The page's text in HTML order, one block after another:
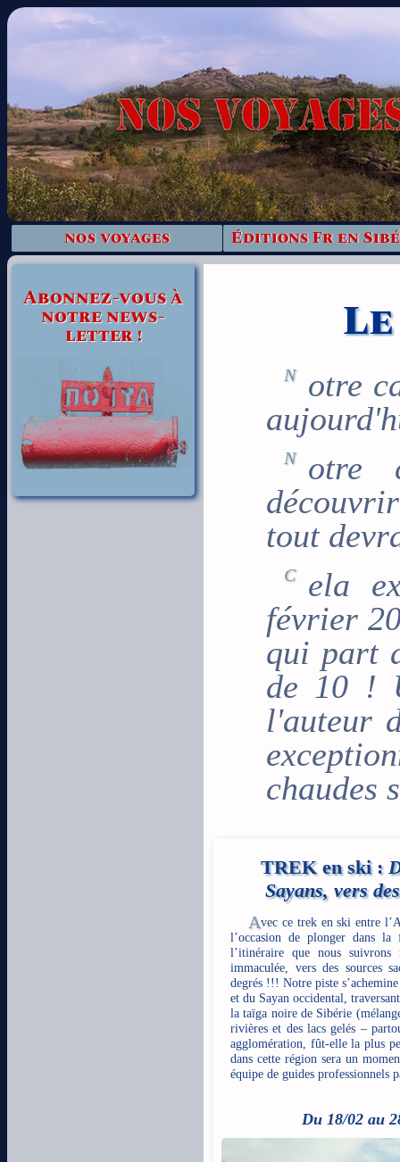
nos voyages Éditions Fr en
Abonnez-vous à
notre news-
letter !
Notre catalogue de voyages, - Nous ne pouvons plus
Notre catalogue devient alors une façon de
tout
Cela exepté un voyage que nous organisons en
février
qui part
de 10 !
l'auteur
chaudes
TREK en ski :
Sayans, vers
Avec ce trek en ski entre
l’occasion de plonger dans
l’itinéraire que nous
immaculée, vers des sources
degrés !!! Notre piste
et du Sayan occidental,
la taïga noire de Sibérie
rivières et des lacs gelés –
agglomération, fût-elle la plus
dans cette région sera un
équipe de guides professionnels
Du 18/02 au